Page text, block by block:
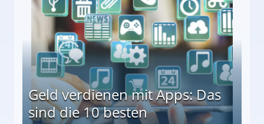
Geld verdienen mit Apps: Das
sind die 10 besten